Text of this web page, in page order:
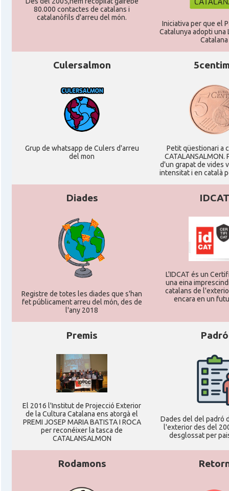
80.000 contactes de catalans i
catalanòfils d'arreu del món.
Iniciativa per que el
Catalunya adopti una
Catalana
Culersalmon
Grup de whatsapp de Culers d'arreu
del mon
Petit qüestionari a
CATALANSALMON.
d'un grapat de vides
intensitat i en català
Diades
Registre de totes les diades que s'han
fet públicament arreu del món, des de
l'any 2018
IDCAT
L'IDCAT és un
una eina
catalans de
encara en un
Premis
El 2016 l'Institut de Projecció Exterior
de la Cultura Catalana ens atorgà el
PREMI JOSEP MARIA BATISTA I ROCA
per reconéixer la tasca de
CATALANSALMON
Padró
Dades del del padró
l'exterior des del
desglossat per
Rodamons